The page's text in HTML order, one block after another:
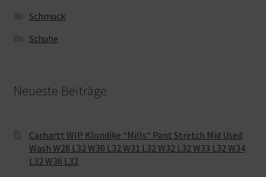
Schmuck
Schuhe
Neueste Beiträge
Carhartt WIP Klondike “Mills“ Pant Stretch Mid Used
Wash W28 L32 W30 L32 W31 L32 W32 L32 W33 L32 W34
L32 W36 L32